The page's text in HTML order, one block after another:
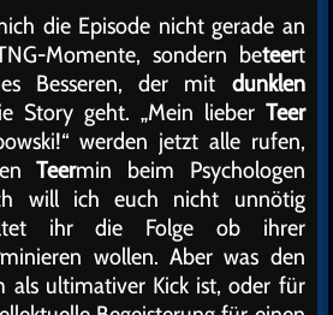
die Episode nicht gerade an
Momente, sondern beteert
Besseren, der mit dunklen
Story geht. „Mein lieber Teer
werden jetzt alle rufen,
Teermin beim Psychologen
will ich euch nicht unnötig
ihr die Folge ob ihrer
minieren wollen. Aber was den
als ultimativer Kick ist, oder für